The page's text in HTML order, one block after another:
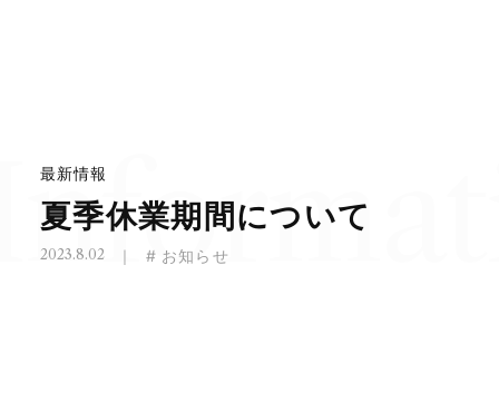
最新情報
夏季休業期 間 について
2023.8.02 ｜ # お知 ら せ